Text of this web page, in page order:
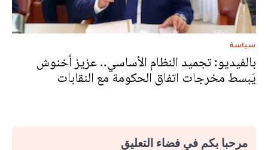
سياسة
بالفيديو: تجميد النظام الأساسي.. عزيز أخنوش
يَبسط مخرجات اتفاق الحكومة مع النقابات
مرحبا بكم في فضاء التعليق